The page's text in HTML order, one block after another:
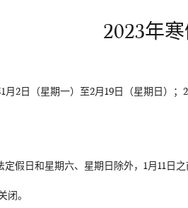
2023年
月2日（星期一）至2月19日（星期日）；
假日和星期六、星期日除外，1月11日之
闭。